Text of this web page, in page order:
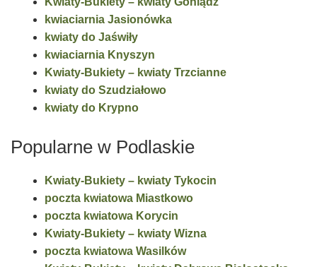
kwiaciarnia Jasionówka
kwiaty do Jaświły
kwiaciarnia Knyszyn
Kwiaty-Bukiety – kwiaty Trzcianne
kwiaty do Szudziałowo
kwiaty do Krypno
Popularne w Podlaskie
Kwiaty-Bukiety – kwiaty Tykocin
poczta kwiatowa Miastkowo
poczta kwiatowa Korycin
Kwiaty-Bukiety – kwiaty Wizna
poczta kwiatowa Wasilków